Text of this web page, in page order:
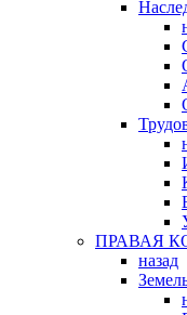
ПРАВАЯ
назад